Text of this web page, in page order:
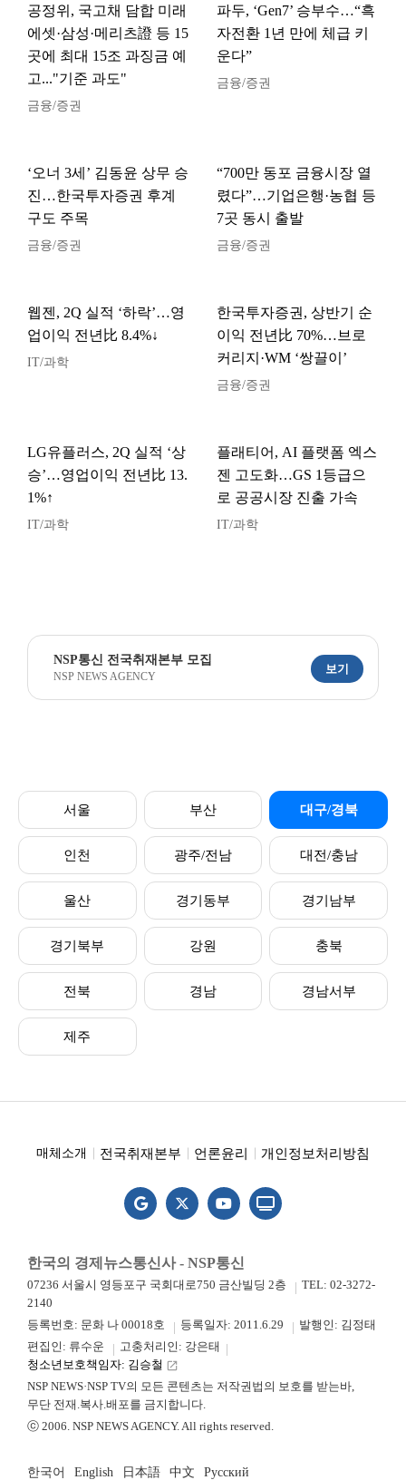
공정위, 국고채 담합 미래
에셋·삼성·메리츠證 등 15
곳에 최대 15조 과징금 예
고..."기준 과도"
금융/증권
파두, ‘Gen7’ 승부수…“흑
자전환 1년 만에 체급 키
운다”
금융/증권
‘오너 3세’ 김동윤 상무 승
진…한국투자증권 후계
구도 주목
금융/증권
“700만 동포 금융시장 열
렸다”…기업은행·농협 등
7곳 동시 출발
금융/증권
웹젠, 2Q 실적 ‘하락’…영
업이익 전년比 8.4%↓
IT/과학
한국투자증권, 상반기 순
이익 전년比 70%…브로
커리지·WM ‘쌍끌이’
금융/증권
LG유플러스, 2Q 실적 ‘상
승’…영업이익 전년比 13.
1%↑
IT/과학
플래티어, AI 플랫폼 엑스
젠 고도화…GS 1등급으
로 공공시장 진출 가속
IT/과학
NSP통신 전국취재본부 모집
NSP NEWS AGENCY
보기
서울 부산 대구/경북
인천 광주/전남 대전/충남
울산 경기동부 경기남부
경기북부 강원 충북
전북 경남 경남서부
제주
매체소개 전국취재본부 언론윤리 개인정보처리방침
한국의 경제뉴스통신사 - NSP통신
07236 서울시 영등포구 국회대로750 금산빌딩 2층
TEL: 02-3272-
2140
등록번호: 문화 나 00018호
등록일자: 2011.6.29
발행인: 김정태
편집인: 류수운
고충처리인: 강은태
청소년보호책임자: 김승철 launch
NSP NEWS·NSP TV의 모든 콘텐츠는 저작권법의 보호를 받는바,
무단 전재.복사.배포를 금지합니다.
ⓒ 2006. NSP NEWS AGENCY. All rights reserved.
한국어 English 日本語 中文 Русский